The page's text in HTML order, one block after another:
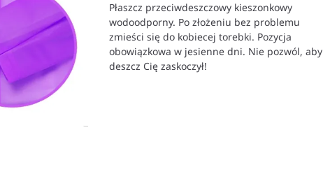
Płaszcz przeciwdeszczowy kieszonkowy
wodoodporny. Po złożeniu bez problemu
zmieści się do kobiecej torebki. Pozycja
obowiązkowa w jesienne dni. Nie pozwól, aby
deszcz Cię zaskoczył!